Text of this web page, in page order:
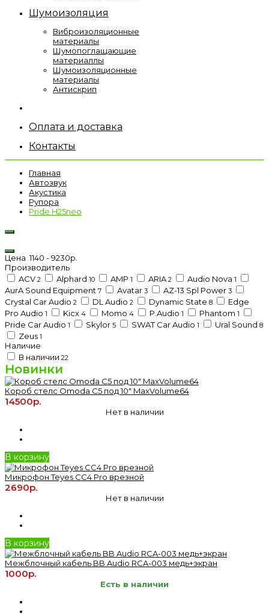
Шумоизоляция
Виброизоляционные
материалы
Шумопоглащающие
материаллы
Шумоизоляционные
материалы
Антискрип
Оплата и доставка
Контакты
Главная
Автозвук
Акустика
Рупора
Pride H25neo
Цена1140 -9230р.
Производитель
ACV 2 Alphard 10 AMP 1 ARIA 2 Audio Nova 1
AurA Sound Equipment 7 Avatar 3 AZ-13 Spl Power 3
Crystal Car Audio 2 DL Audio 2 Dynamic State 8
Edge
Pro Audio 1 Kicx 4 Momo 4 P.Audio 1 Phantom 1
Pride Car Audio 1 Skylor 5 SWAT Car Audio 1 Ural Sound 8
Zeus 1
Наличие
В наличии 22
Новинки
Короб стелс Omoda C5 под 10" MaxVolume64
14500р.
Нет в наличии
В корзину
Микрофон Teyes CC4 Pro врезной
2690р.
Нет в наличии
В корзину
Межблочный кабель BB Audio RCA-003 медь+экран
1000р.
Есть в наличии